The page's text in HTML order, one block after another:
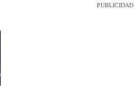
PUBLICIDAD